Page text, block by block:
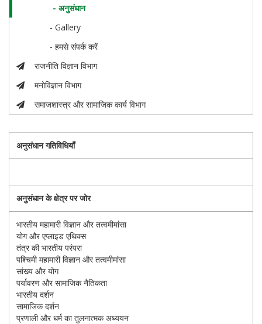
- अनुसंधान
- Gallery
- हमसे संपर्क करें
राजनीति विज्ञान विभाग
मनोविज्ञान विभाग
समाजशास्त्र और सामाजिक कार्य विभाग
अनुसंधान गतिविधियाँ
अनुसंधान के क्षेत्र पर जोर
भारतीय महामारी विज्ञान और तत्वमीमांसा
योग और एप्लाइड एथिक्स
तंत्र की भारतीय परंपरा
पश्चिमी महामारी विज्ञान और तत्वमीमांसा
सांख्य और योग
पर्यावरण और सामाजिक नैतिकता
भारतीय दर्शन
सामाजिक दर्शन
प्रणाली और धर्म का तुलनात्मक अध्ययन